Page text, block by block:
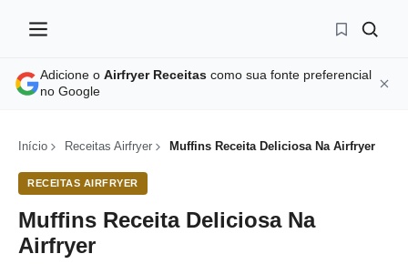
Adicione o Airfryer Receitas como sua fonte preferencial
no Google
Início Receitas Airfryer Muffins Receita Deliciosa Na Airfryer
RECEITAS AIRFRYER
Muffins Receita Deliciosa Na
Airfryer